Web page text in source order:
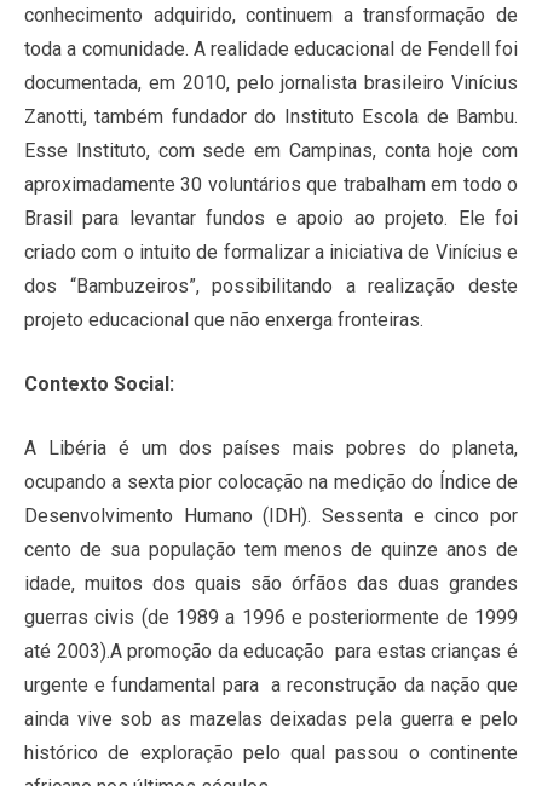
conhecimento adquirido, continuem a transformação de
toda a comunidade. A realidade educacional de Fendell foi
documentada, em 2010, pelo jornalista brasileiro Vinícius
Zanotti, também fundador do Instituto Escola de Bambu.
Esse Instituto, com sede em Campinas, conta hoje com
aproximadamente 30 voluntários que trabalham em todo o
Brasil para levantar fundos e apoio ao projeto. Ele foi
criado com o intuito de formalizar a iniciativa de Vinícius e
dos “Bambuzeiros”, possibilitando a realização deste
projeto educacional que não enxerga fronteiras.
Contexto Social:
A Libéria é um dos países mais pobres do planeta,
ocupando a sexta pior colocação na medição do Índice de
Desenvolvimento Humano (IDH). Sessenta e cinco por
cento de sua população tem menos de quinze anos de
idade, muitos dos quais são órfãos das duas grandes
guerras civis (de 1989 a 1996 e posteriormente de 1999
até 2003).A promoção da educação para estas crianças é
urgente e fundamental para a reconstrução da nação que
ainda vive sob as mazelas deixadas pela guerra e pelo
histórico de exploração pelo qual passou o continente